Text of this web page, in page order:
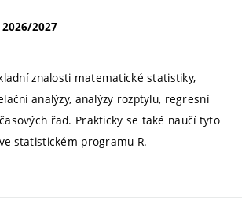
2027
znalosti matematické statistiky,
analýzy, analýzy rozptylu, regresní
řad. Prakticky se také naučí tyto
statistickém programu R.